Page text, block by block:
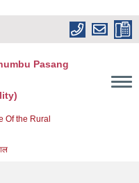
Pasang
Of the Rural